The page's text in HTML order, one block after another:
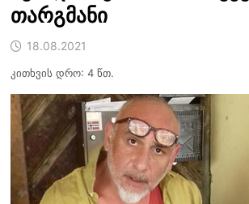
თარგმანი
18.08.2021
კითხვის დრო: 4 წთ.